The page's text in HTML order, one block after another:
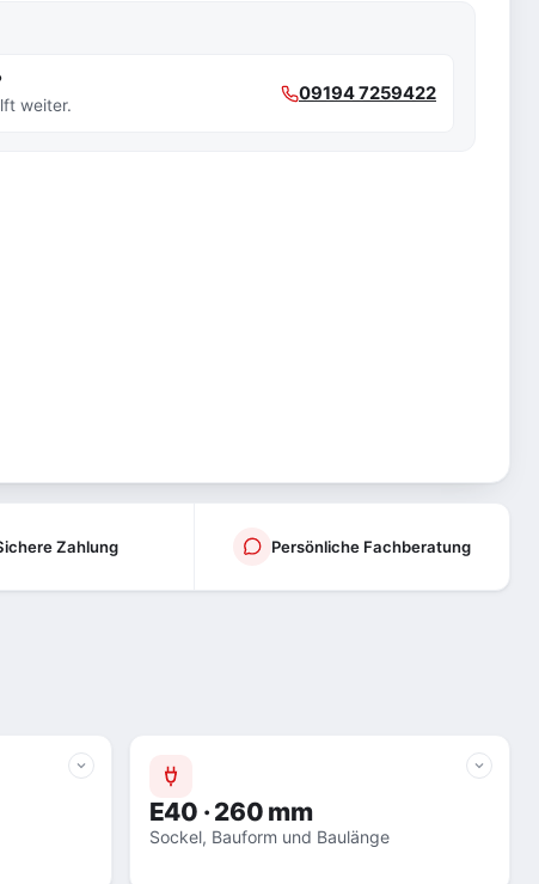
weiter.
09194 7259422
Zahlung Persönliche Fachberatung
E40 · 260 mm
Sockel, Bauform und Baulänge